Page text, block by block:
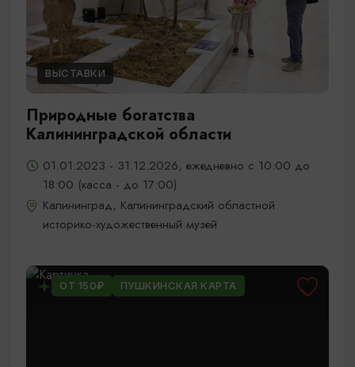
ВЫСТАВКИ
Природные богатства
Калининградской области
01.01.2023 - 31.12.2026, ежедневно с 10:00 до
18:00 (касса - до 17:00)
Калининград, Калининградский областной
историко-художественный музей
ОТ 150₽ ПУШКИНСКАЯ КАРТА